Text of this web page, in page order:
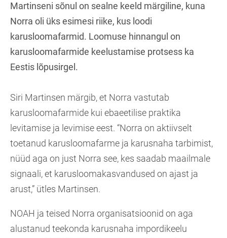
Martinseni sõnul on sealne keeld märgiline, kuna
Norra oli üks esimesi riike, kus loodi
karusloomafarmid. Loomuse hinnangul on
karusloomafarmide keelustamise protsess ka
Eestis lõpusirgel.
Siri Martinsen märgib, et Norra vastutab
karusloomafarmide kui ebaeetilise praktika
levitamise ja levimise eest. “Norra on aktiivselt
toetanud karusloomafarme ja karusnaha tarbimist,
nüüd aga on just Norra see, kes saadab maailmale
signaali, et karusloomakasvandused on ajast ja
arust,” ütles Martinsen.
NOAH ja teised Norra organisatsioonid on aga
alustanud teekonda karusnaha impordikeelu